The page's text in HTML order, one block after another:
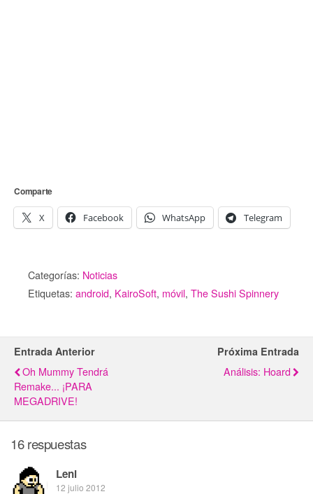
Comparte
X Facebook WhatsApp Telegram
Categorías: Noticias
Etiquetas: android, KairoSoft, móvil, The Sushi Spinnery
Entrada Anterior
Oh Mummy Tendrá
Remake... ¡PARA
MEGADRIVE!
Próxima Entrada
Análisis: Hoard
16 respuestas
Leni
12 julio 2012